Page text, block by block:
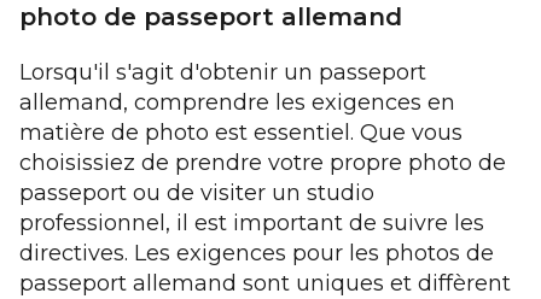
photo de passeport allemand
Lorsqu'il s'agit d'obtenir un passeport
allemand, comprendre les exigences en
matière de photo est essentiel. Que vous
choisissiez de prendre votre propre photo de
passeport ou de visiter un studio
professionnel, il est important de suivre les
directives. Les exigences pour les photos de
passeport allemand sont uniques et diffèrent